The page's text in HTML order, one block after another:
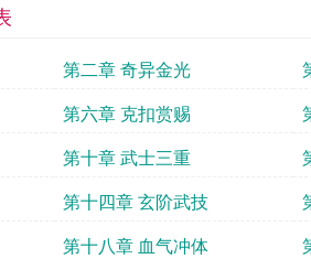
第二章 奇异金光
第六章 克扣赏赐
第十章 武士三重
第十四章 玄阶武技
第十八章 血气冲体